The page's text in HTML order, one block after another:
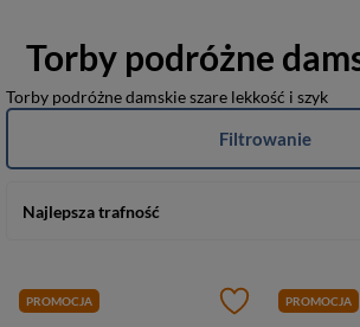
Torby podróżne
Torby podróżne damskie szare lekkość i szyk
Najlepsza trafność
Filtrowanie
PROMOCJA PROMOCJA